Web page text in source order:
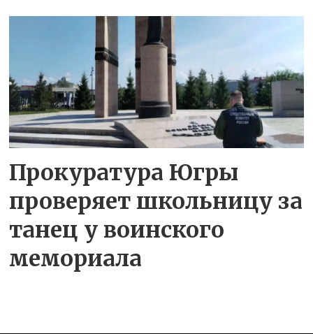
Прокуратура Югры
проверяет школьницу за
танец у воинского
мемориала